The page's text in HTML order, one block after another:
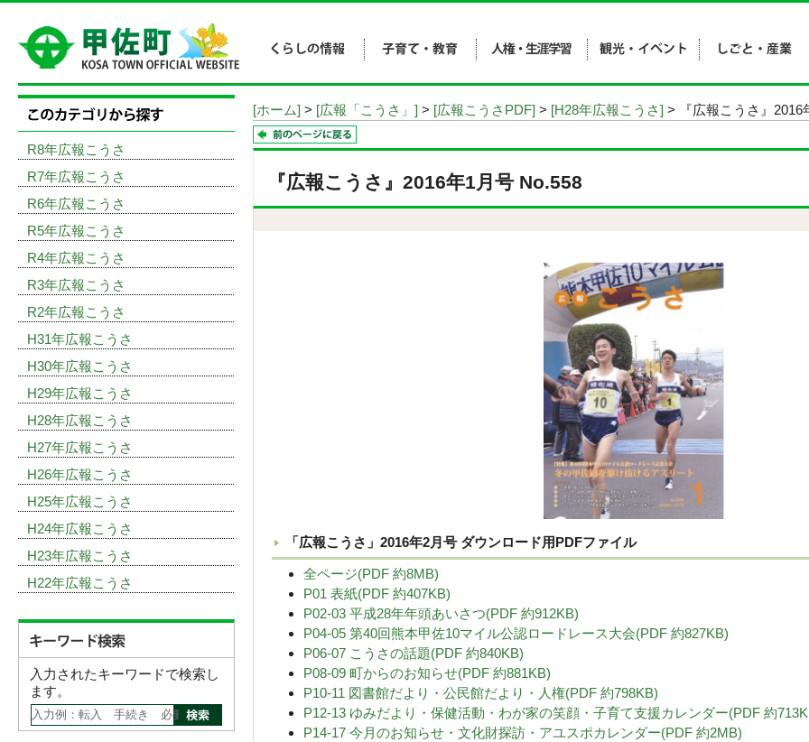
[ホーム] > [広報「こうさ」] > [広報こうさPDF] > [H28年広報こうさ] > 『広報こうさ』2016
『広報こうさ』2016年1月号 No.558
「広報こうさ」2016年2月号 ダウンロード用PDFファイル
全ページ(PDF 約8MB)
P01 表紙(PDF 約407KB)
P02-03 平成28年年頭あいさつ(PDF 約912KB)
P04-05 第40回熊本甲佐10マイル公認ロードレース大会(PDF 約827KB)
P06-07 こうさの話題(PDF 約840KB)
P08-09 町からのお知らせ(PDF 約881KB)
P10-11 図書館だより・公民館だより・人権(PDF 約798KB)
P12-13 ゆみだより・保健活動・わが家の笑顔・子育て支援カレンダー(PDF 約
P14-17 今月のお知らせ・文化財探訪・アユスポカレンダー(PDF 約2MB)
R8年広報こうさ
R7年広報こうさ
R6年広報こうさ
R5年広報こうさ
R4年広報こうさ
R3年広報こうさ
R2年広報こうさ
H31年広報こうさ
H30年広報こうさ
H29年広報こうさ
H28年広報こうさ
H27年広報こうさ
H26年広報こうさ
H25年広報こうさ
H24年広報こうさ
H23年広報こうさ
H22年広報こうさ
入力されたキーワードで検索し
ます。